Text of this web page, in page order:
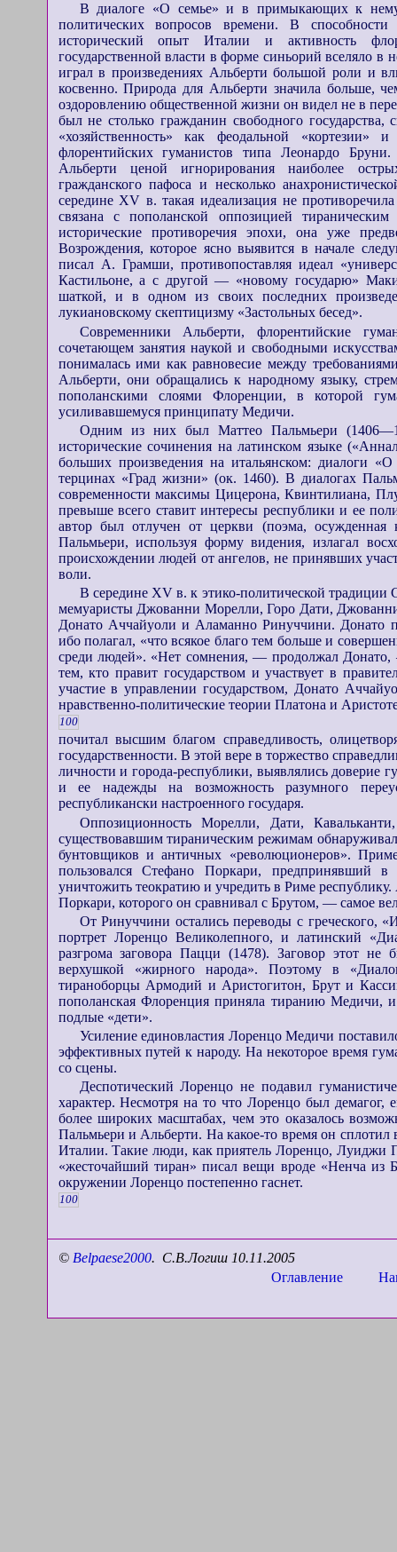
В диалоге «О семье» и в примыкающих к нему
политических вопросов времени. В способности
исторический опыт Италии и активность
государственной власти в форме синьорий вселяло в
играл в произведениях Альберти большой роли и
косвенно. Природа для Альберти значила больше,
оздоровлению общественной жизни он видел не в
был не столько гражданин свободного
«хозяйственность» как феодальной
флорентийских гуманистов типа Леонардо
Альберти ценой игнорирования наиболее
гражданского пафоса и несколько
середине XV в. такая идеализация не
связана с пополанской оппозицией
исторические противоречия эпохи, она уже
Возрождения, которое ясно выявится в начале
писал А. Грамши, противопоставляя идеал
Кастильоне, а с другой — «новому государю»
шаткой, и в одном из своих последних
лукиановскому скептицизму «Застольных бесед».
Современники Альберти, флорентийские
сочетающем занятия наукой и свободными
понималась ими как равновесие между
Альберти, они обращались к народному языку,
пополанскими слоями Флоренции, в которой
усиливавшемуся принципату Медичи.
Одним из них был Маттео Пальмьери
исторические сочинения на латинском языке
больших произведения на итальянском: диалоги
терцинах «Град жизни» (ок. 1460). В диалогах
современности максимы Цицерона, Квинтилиана,
превыше всего ставит интересы республики и ее
автор был отлучен от церкви (поэма, осужденная
Пальмьери, используя форму видения, излагал
происхождении людей от ангелов, не принявших
воли.
В середине XV в. к этико-политической
мемуаристы Джованни Морелли, Горо Дати,
Донато Аччайуоли и Аламанно Ринуччини. Донато
ибо полагал, «что всякое благо тем больше и
среди людей». «Нет сомнения, — продолжал Донато,
тем, кто правит государством и участвует в
участие в управлении государством, Донато
нравственно-политические теории Платона и
100
почитал высшим благом справедливость,
государственности. В этой вере в торжество
личности и города-республики, выявлялись доверие
и ее надежды на возможность разумного
республикански настроенного государя.
Оппозиционность Морелли, Дати,
существовавшим тираническим режимам
бунтовщиков и античных «революционеров».
пользовался Стефано Поркари, предпринявший
уничтожить теократию и учредить в Риме
Поркари, которого он сравнивал с Брутом, — самое
От Ринуччини остались переводы с греческого,
портрет Лоренцо Великолепного, и латинский
разгрома заговора Пацци (1478). Заговор этот
верхушкой «жирного народа». Поэтому в
тираноборцы Армодий и Аристогитон, Брут и
пополанская Флоренция приняла тиранию Медичи,
подлые «дети».
Усиление единовластия Лоренцо Медичи
эффективных путей к народу. На некоторое время
со сцены.
Деспотический Лоренцо не подавил
характер. Несмотря на то что Лоренцо был демагог,
более широких масштабах, чем это оказалось
Пальмьери и Альберти. На какое-то время он
Италии. Такие люди, как приятель Лоренцо, Луиджи
«жесточайший тиран» писал вещи вроде «Ненча из
окружении Лоренцо постепенно гаснет.
100
© Belpaese2000. С.В.Логиш 10.1 1.2005
Оглавление